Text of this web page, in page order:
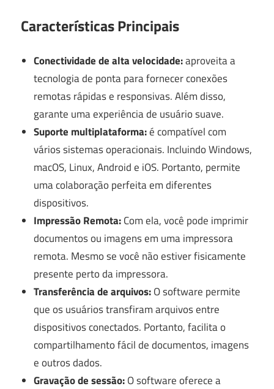
Características Principais
Conectividade de alta velocidade:aproveita a
tecnologia de ponta para fornecer conexões
remotas rápidas e responsivas. Além disso,
garante uma experiência de usuário suave.
Suporte multiplataforma:é compatível com
vários sistemas operacionais. Incluindo Windows,
macOS, Linux, Android e iOS. Portanto, permite
uma colaboração perfeita em diferentes
dispositivos.
Impressão Remota:Com ela, você pode imprimir
documentos ou imagens em uma impressora
remota. Mesmo se você não estiver fisicamente
presente perto da impressora.
Transferência de arquivos:O software permite
que os usuários transfiram arquivos entre
dispositivos conectados. Portanto, facilita o
compartilhamento fácil de documentos, imagens
e outros dados.
Gravação de sessão:O software oferece a